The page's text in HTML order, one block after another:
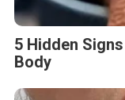
5 Hidden
Body